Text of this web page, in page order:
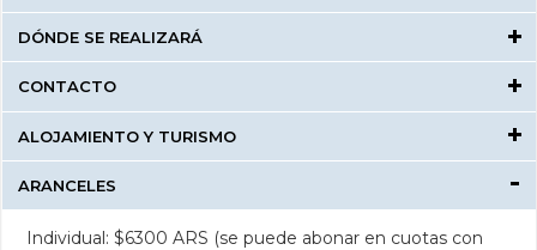
DÓNDE SE REALIZARÁ
CONTACTO
ALOJAMIENTO Y TURISMO
ARANCELES
Individual: $6300 ARS (se puede abonar en cuotas con